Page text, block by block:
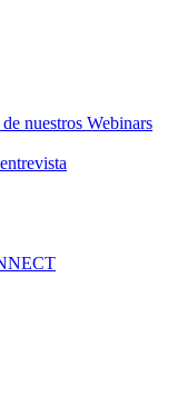
nuestros Webinars